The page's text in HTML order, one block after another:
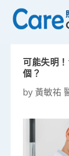
可能失明
個？
by 黃敏祐